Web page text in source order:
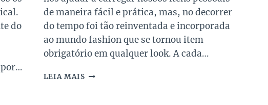
do
de maneira fácil e prática, mas, no decorrer
do tempo foi tão reinventada e incorporada
ao mundo fashion que se tornou item
obrigatório em qualquer look. A cada…
LEIA MAIS AS